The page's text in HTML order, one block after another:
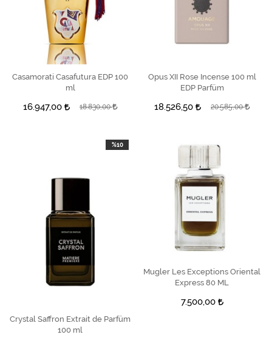
SEPETE EKLE
Casamorati Casafutura EDP 100
ml
16.947,00 18.830,00
SEPETE EKLE
Opus XII Rose Incense 100 ml
EDP Parfüm
18.526,50 20.585,00
SEPETE EKLE
Crystal Saffron Extrait de Parfüm
100 ml
%10
SEPETE EKLE
Mugler Les Exceptions Oriental
Express 80 ML
7.500,00